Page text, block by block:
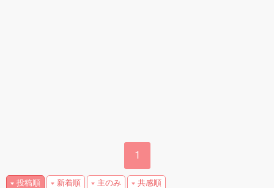
1
投稿順 新着順 主のみ 共感順